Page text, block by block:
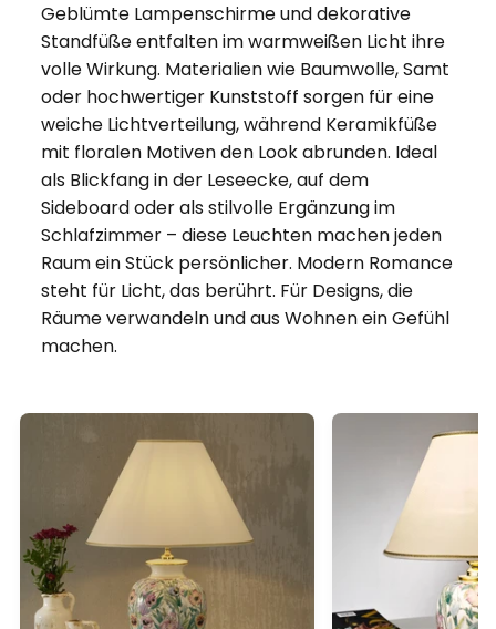
Geblümte Lampenschirme und dekorative
Standfüße entfalten im warmweißen Licht ihre
volle Wirkung. Materialien wie Baumwolle, Samt
oder hochwertiger Kunststoff sorgen für eine
weiche Lichtverteilung, während Keramikfüße
mit floralen Motiven den Look abrunden. Ideal
als Blickfang in der Leseecke, auf dem
Sideboard oder als stilvolle Ergänzung im
Schlafzimmer – diese Leuchten machen jeden
Raum ein Stück persönlicher. Modern Romance
steht für Licht, das berührt. Für Designs, die
Räume verwandeln und aus Wohnen ein Gefühl
machen.